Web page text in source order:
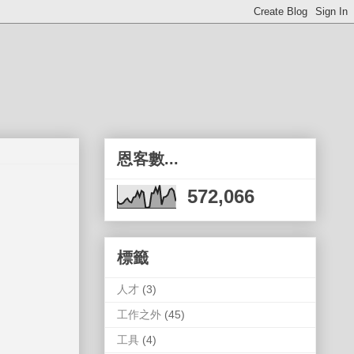
恩客數...
572,066
標籤
人才 (3)
工作之外 (45)
工具 (4)